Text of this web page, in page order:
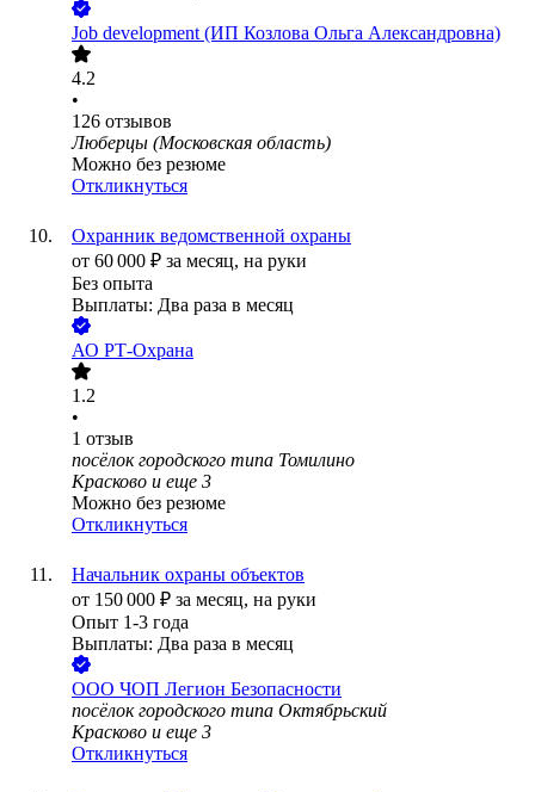
Job development (ИП Козлова Ольга Александровна)
4.2
•
126 отзывов
Люберцы (Московская область)
Можно без резюме
Откликнуться
Охранник ведомственной охраны
от 60 000 ₽ за месяц, на руки
Без опыта
Выплаты: Два раза в месяц
АО РТ-Охрана
1.2
•
1 отзыв
посёлок городского типа Томилино
Красково и еще 3
Можно без резюме
Откликнуться
Начальник охраны объектов
от 150 000 ₽ за месяц, на руки
Опыт 1-3 года
Выплаты: Два раза в месяц
ООО ЧОП Легион Безопасности
посёлок городского типа Октябрьский
Красково и еще 3
Откликнуться